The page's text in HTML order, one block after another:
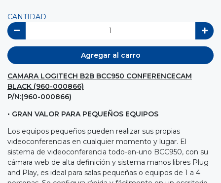
CANTIDAD
Agregar al carro
CAMARA LOGITECH B2B BCC950 CONFERENCECAM
BLACK (960-000866)
P/N:(960-000866)
• GRAN VALOR PARA PEQUEÑOS EQUIPOS
Los equipos pequeños pueden realizar sus propias
videoconferencias en cualquier momento y lugar. El
sistema de videoconferencia todo-en-uno BCC950, con su
cámara web de alta definición y sistema manos libres Plug
and Play, es ideal para salas pequeñas o equipos de 1 a 4